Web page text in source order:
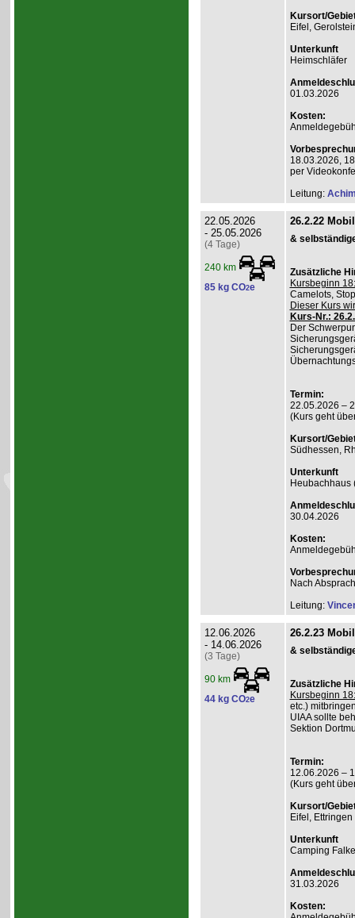
Kursort/
Eifel,
Unterkunft
Heimschläfer
01.03.2026
Kosten:
18.03.2026,
per
Leitung:
22.05.2026
- 25.05.2026
(4 Tage)
240 km
85 kg CO2e
26.2.22
&
Zusätzliche
Kursbeginn
Camelots,
Dieser Kurs
Kurs-Nr.:
Der
Termin:
22.05.2026 –
(Kurs geht
Kursort/
Südhessen,
Unterkunft
Heubachhaus
30.04.2026
Kosten:
Nach
Leitung:
12.06.2026
- 14.06.2026
(3 Tage)
90 km
44 kg CO2e
26.2.23
&
Zusätzliche
Kursbeginn
etc.)
UIAA sollte
Sektion
Termin:
12.06.2026 –
(Kurs geht
Kursort/
Eifel,
Unterkunft
Camping
31.03.2026
Kosten: